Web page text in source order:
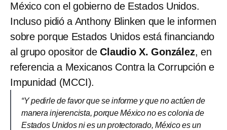
México con el gobierno de Estados Unidos.
Incluso pidió a Anthony Blinken que le informen
sobre porque Estados Unidos está financiando
al grupo opositor deClaudio X. González, en
referencia a Mexicanos Contra la Corrupción e
Impunidad (MCCI).
“Y pedirle de favor que se informe y que no actúen de
manera injerencista, porque México no es colonia de
Estados Unidos ni es un protectorado, México es un